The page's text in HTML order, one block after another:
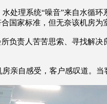
处理系统“噪音”来自水循环
国家标准，但无奈该机房
负责人苦苦思索、寻找
亲自感受，客户感叹道。